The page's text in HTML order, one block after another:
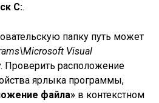
C:.
папку путь может
Visual
. Проверить расположение
ярлыка программы,
файла» в контекстном